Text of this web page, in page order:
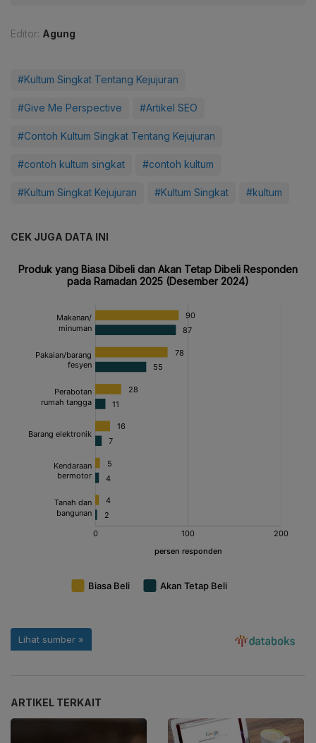
Editor: Agung
#Kultum Singkat Tentang Kejujuran
#Give Me Perspective #Artikel SEO
#Contoh Kultum Singkat Tentang Kejujuran
#contoh kultum singkat #contoh kultum
#Kultum Singkat Kejujuran #Kultum Singkat #kultum
CEK JUGA DATA INI
ARTIKEL TERKAIT